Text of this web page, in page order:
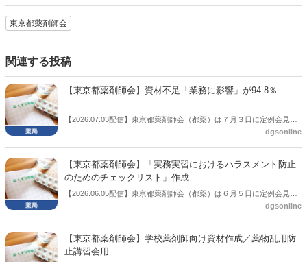
東京都薬剤師会
関連する投稿
【東京都薬剤師会】資材不足「業務に影響」が94.8％
【2026.07.03配信】東京都薬剤師会（都薬）は７月３日に定例会見を
開き、「調剤資材供給不安に関する緊急実態調査」の集計結果を公表
dgsonline
【東京都薬剤師会】「実務実習におけるハラスメント防止
のためのチェックリスト」作成
【2026.06.05配信】東京都薬剤師会（都薬）は６月５日に定例会見を
開いた。その中で「実務実習におけるハラスメント防止のためのチェ
dgsonline
【東京都薬剤師会】学校薬剤師向け資材作成／薬物乱用防
止講習会用